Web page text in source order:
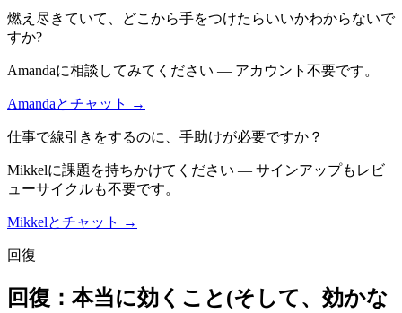
燃え尽きていて、どこから手をつけたらいいかわからないで
すか?
Amandaに相談してみてください — アカウント不要です。
Amandaとチャット →
仕事で線引きをするのに、手助けが必要ですか？
Mikkelに課題を持ちかけてください — サインアップもレビ
ューサイクルも不要です。
Mikkelとチャット →
回復
回復：本当に効くこと(そして、効かな